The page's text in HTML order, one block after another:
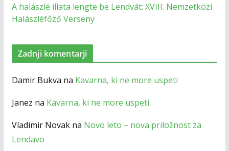
A halászlé illata lengte be Lendvát: XVIII. Nemzetközi
Halászléfőző Verseny
Zadnji komentarji
Damir Bukva na Kavarna, ki ne more uspeti
Janez na Kavarna, ki ne more uspeti
Vladimir Novakna Novo leto – nova priložnost za
Lendavo